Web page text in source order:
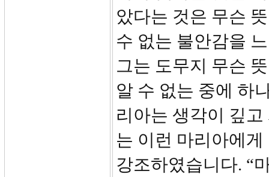
았다는 것은 무슨
수 없는 불안감을
그는 도무지 무슨
알 수 없는 중에 하
리아는 생각이 깊
는 이런 마리아에
강조하였습니다. “